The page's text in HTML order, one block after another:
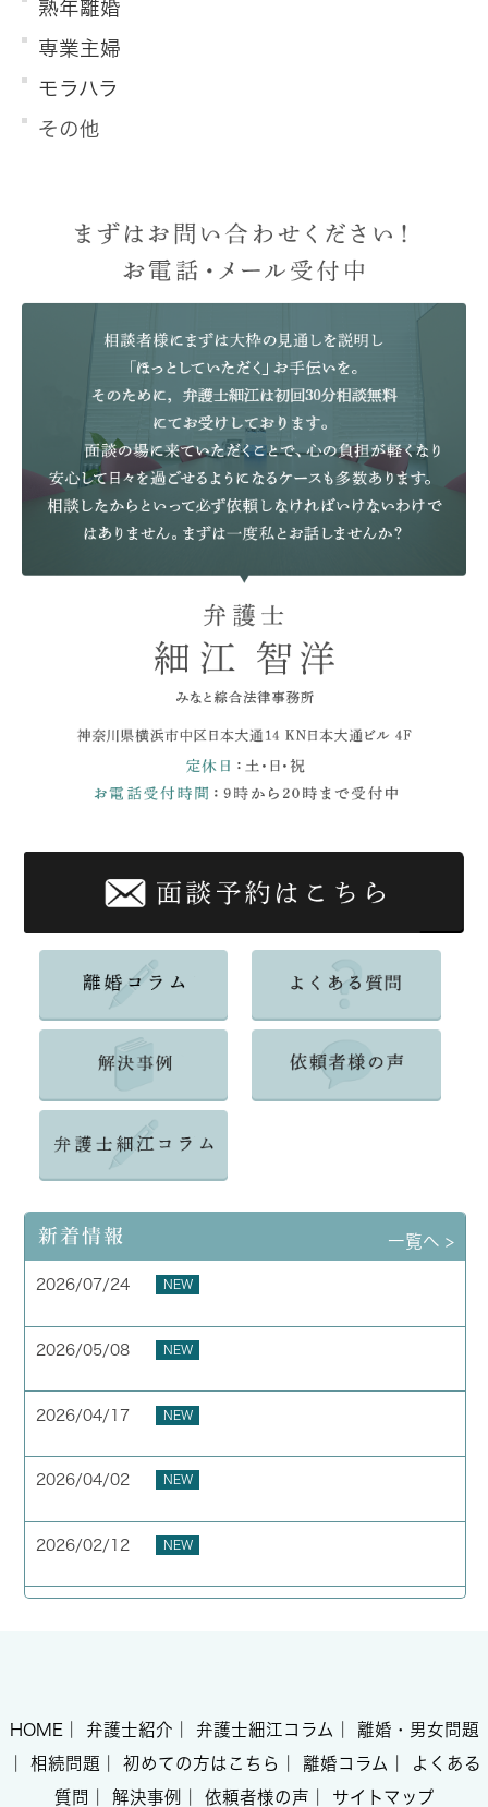
熟年離婚
専業主婦
モラハラ
その他
新着情報 一覧へ >
2026/07/24 NEW
2026/05/08 NEW
2026/04/17 NEW
2026/04/02 NEW
2026/02/12 NEW
HOME 弁護士紹介 弁護士細江コラム
離婚・男女問題
相続問題 初めての方はこちら 離婚コラム
よくある
質問
解決事例 依頼者様の声 サイトマップ